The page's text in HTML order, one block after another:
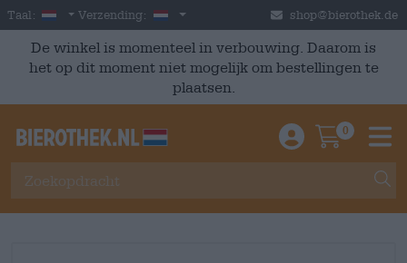
Skip to main content
Taal: Dutch
Verzending: Nederland shop@bierothek.de
De winkel is momenteel in verbouwing. Daarom is
het op dit moment niet mogelijk om bestellingen te
plaatsen.
Einloggen /
0